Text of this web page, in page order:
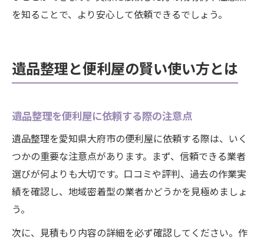
を知ることで、より安心して依頼できるでしょう。
遺品整理と便利屋の賢い使い方とは
遺品整理を便利屋に依頼する際の注意点
遺品整理を愛知県大府市の便利屋に依頼する際は、いく
つかの重要な注意点があります。まず、信頼できる業者
選びが何よりも大切です。口コミや評判、過去の作業実
績を確認し、地域密着型の業者かどうかを見極めましょ
う。
次に、見積もり内容の詳細を必ず確認してください。作